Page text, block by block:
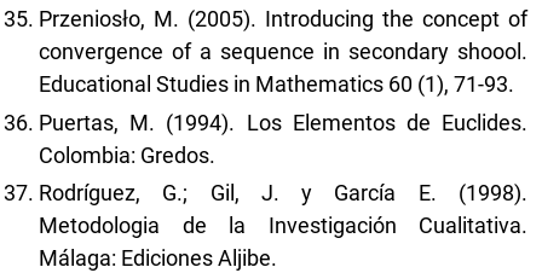
Przeniosło, M. (2005). Introducing the concept of
convergence of a sequence in secondary shoool.
Educational Studies in Mathematics 60 (1), 71-93.
Puertas, M. (1994). Los Elementos de Euclides.
Colombia: Gredos.
Rodríguez, G.; Gil, J. y García E. (1998).
Metodologia de la Investigación Cualitativa.
Málaga: Ediciones Aljibe.